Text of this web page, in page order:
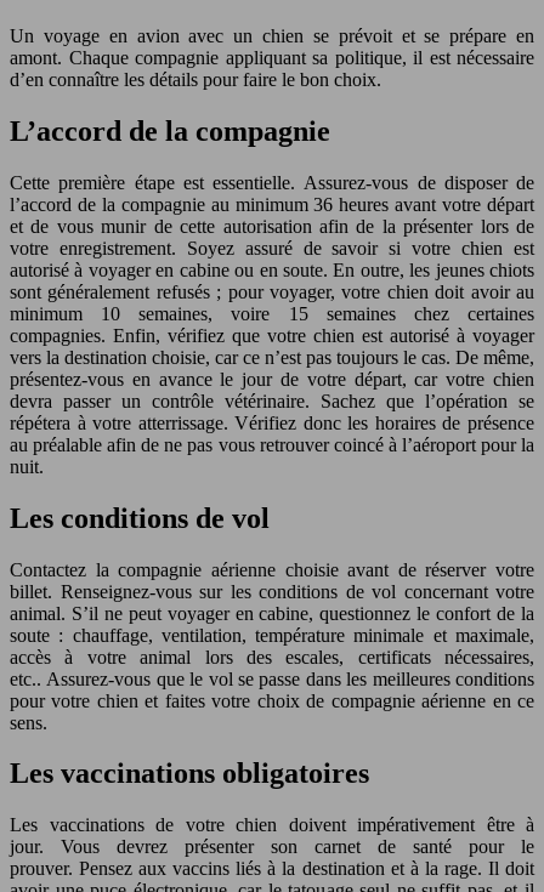
Un voyage en avion avec un chien se prévoit et se prépare en
amont. Chaque compagnie appliquant sa politique, il est nécessaire
d’en connaître les détails pour faire le bon choix.
L’accord de la compagnie
Cette première étape est essentielle. Assurez-vous de disposer de
l’accord de la compagnie au minimum 36 heures avant votre départ
et de vous munir de cette autorisation afin de la présenter lors de
votre enregistrement. Soyez assuré de savoir si votre chien est
autorisé à voyager en cabine ou en soute. En outre, les jeunes chiots
sont généralement refusés ; pour voyager, votre chien doit avoir au
minimum 10 semaines, voire 15 semaines chez certaines
compagnies. Enfin, vérifiez que votre chien est autorisé à voyager
vers la destination choisie, car ce n’est pas toujours le cas. De même,
présentez-vous en avance le jour de votre départ, car votre chien
devra passer un contrôle vétérinaire. Sachez que l’opération se
répétera à votre atterrissage. Vérifiez donc les horaires de présence
au préalable afin de ne pas vous retrouver coincé à l’aéroport pour la
nuit.
Les conditions de vol
Contactez la compagnie aérienne choisie avant de réserver votre
billet. Renseignez-vous sur les conditions de vol concernant votre
animal. S’il ne peut voyager en cabine, questionnez le confort de la
soute : chauffage, ventilation, température minimale et maximale,
accès à votre animal lors des escales, certificats nécessaires,
etc.. Assurez-vous que le vol se passe dans les meilleures conditions
pour votre chien et faites votre choix de compagnie aérienne en ce
sens.
Les vaccinations obligatoires
Les vaccinations de votre chien doivent impérativement être à
jour. Vous devrez présenter son carnet de santé pour le
prouver. Pensez aux vaccins liés à la destination et à la rage. Il doit